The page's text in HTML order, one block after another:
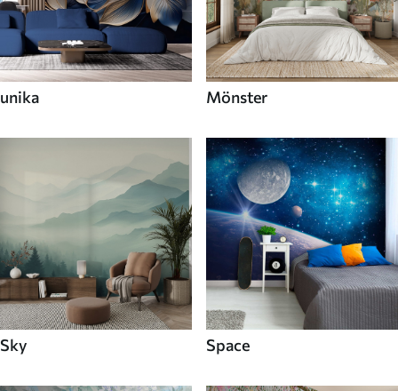
unika Mönster
Sky Space